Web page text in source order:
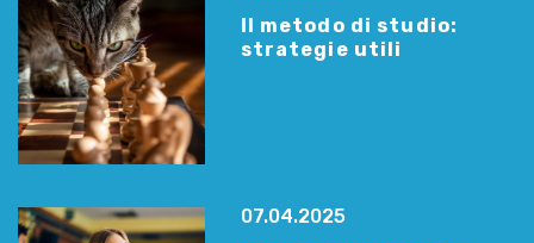
Il metodo di studio:
strategie utili
07.04.2025